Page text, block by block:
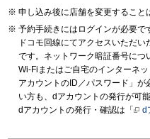
申し込み後に店舗を変更すること
予約手続きにはログインが必要で
ドコモ回線にてアクセスいただ
です。ネットワーク暗証番号につ
Wi-Fiまたはご自宅のインターネ
アカウントのID／パスワード」
い方も、dアカウントの発行が可能
dアカウントの発行・確認は「
d